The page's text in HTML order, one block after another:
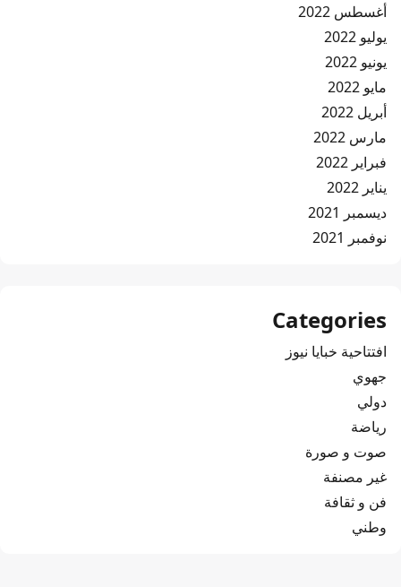
أغسطس 2022
يوليو 2022
يونيو 2022
مايو 2022
أبريل 2022
مارس 2022
فبراير 2022
يناير 2022
ديسمبر 2021
نوفمبر 2021
Categories
افتتاحية خبايا نيوز
جهوي
دولي
رياضة
صوت و صورة
غير مصنفة
فن و ثقافة
وطني